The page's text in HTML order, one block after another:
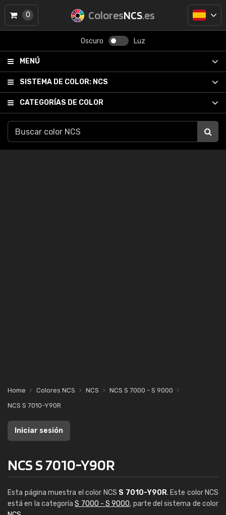
ColoresNCS.es
Oscuro Luz
MENÚ
SISTEMA DE COLOR: NCS
CATEGORÍAS DE COLOR
0
Home Colores NCS NCS
NCS S 7000 - S 9000
NCS S 7010-Y90R
Iniciar sesión
NCS S 7010-Y90R
Esta página muestra el color NCS S 7010-Y90R. Este color NCS
está en la categoríaS 7000 - S 9000, parte del sistema de color